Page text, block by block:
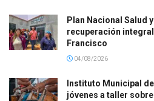
Plan Nacional Salud
recuperación
Francisco
04/08/2026
Instituto Municipal
jóvenes a taller